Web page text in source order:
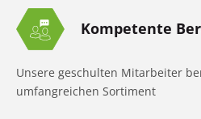
Kompetente
Unsere geschulten Mitarbeiter
umfangreichen Sortiment